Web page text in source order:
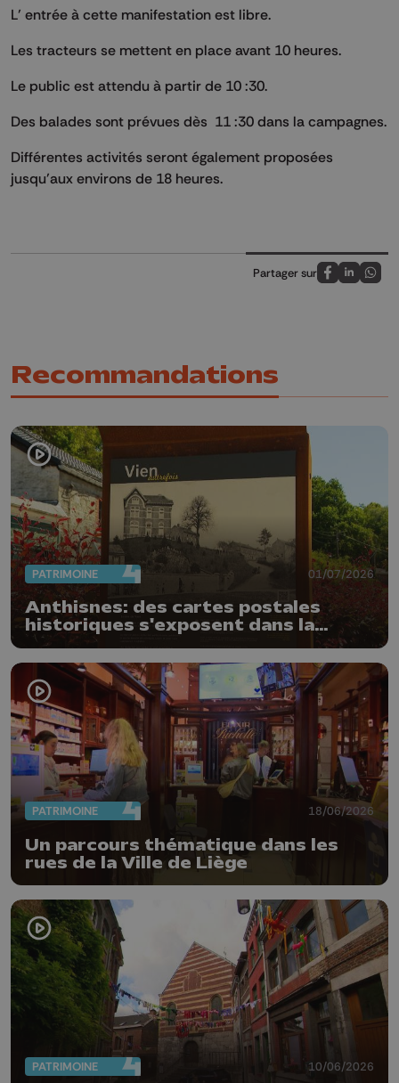
L’ entrée à cette manifestation est libre.
Les tracteurs se mettent en place avant 10 heures.
Le public est attendu à partir de 10 :30.
Des balades sont prévues dès 11 :30 dans la campagnes.
Différentes activités seront également proposées
jusqu’aux environs de 18 heures.
Partager sur
Partagez sur
Partagez
Recommandations
PATRIMOINE 01/07/2026
Anthisnes: des cartes postales
historiques s'exposent dans la
commune
PATRIMOINE 18/06/2026
Un parcours thématique dans les
rues de la Ville de Liège
PATRIMOINE 10/06/2026